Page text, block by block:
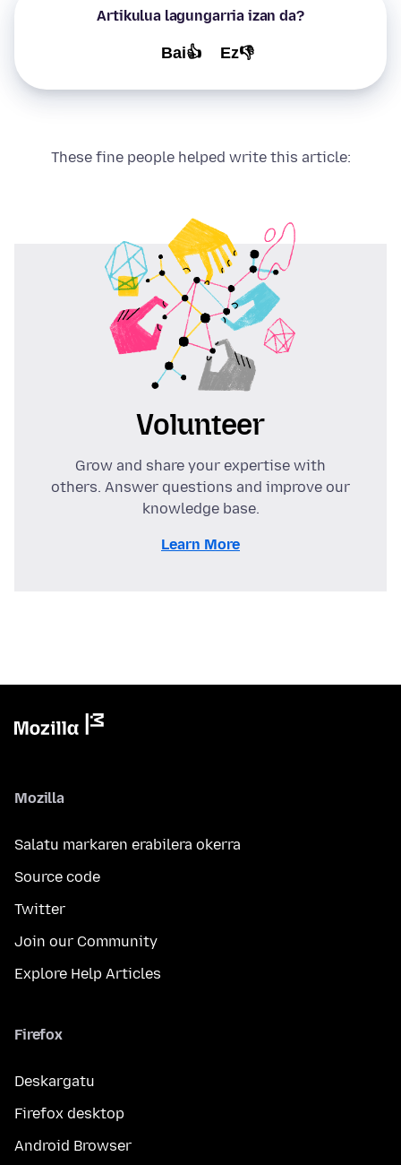
Artikulua lagungarria izan da?
Bai👍 Ez👎
These fine people helped write this article:
Volunteer
Grow and share your expertise with
others. Answer questions and improve our
knowledge base.
Learn More
Mozilla
Salatu markaren erabilera okerra
Source code
Twitter
Join our Community
Explore Help Articles
Firefox
Deskargatu
Firefox desktop
Android Browser